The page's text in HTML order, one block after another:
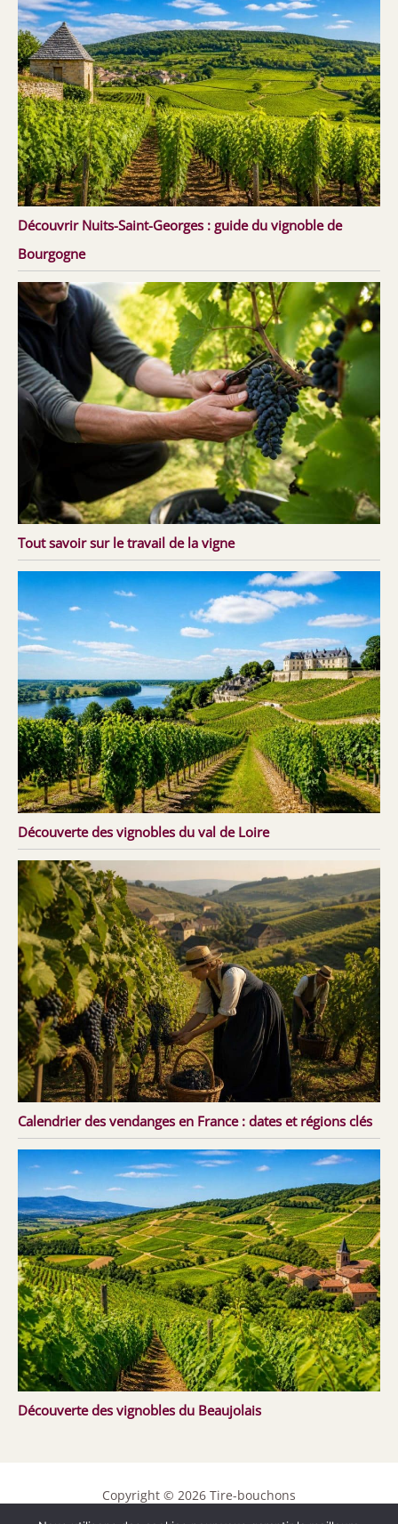
Découvrir Nuits-Saint-Georges : guide du vignoble de
Bourgogne
Tout savoir sur le travail de la vigne
Découverte des vignobles du val de Loire
Calendrier des vendanges en France : dates et régions clés
Découverte des vignobles du Beaujolais
Copyright © 2026 Tire-bouchons